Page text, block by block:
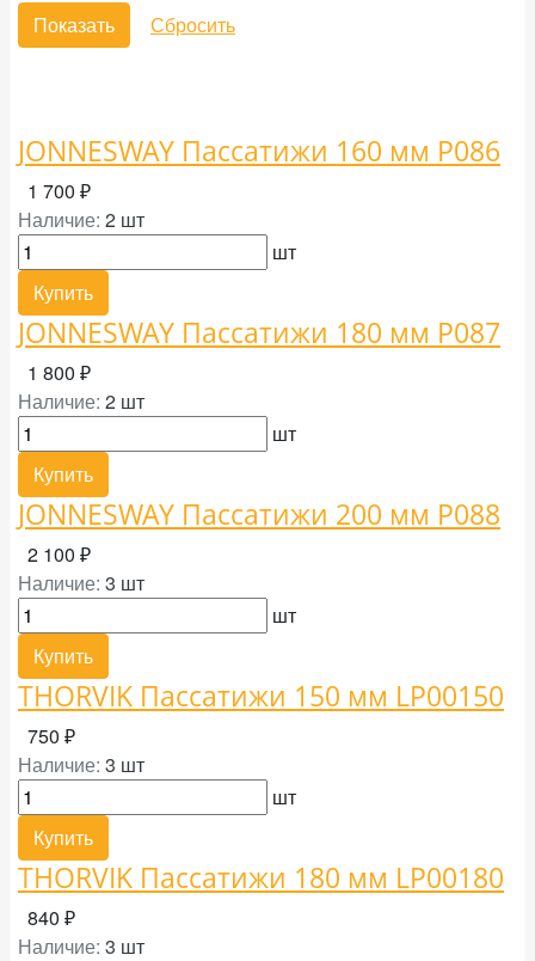
JONNESWAY Пассатижи 160 мм P086
1 700 ₽
Наличие: 2 шт
шт
Купить
JONNESWAY Пассатижи 180 мм P087
1 800 ₽
Наличие: 2 шт
шт
Купить
JONNESWAY Пассатижи 200 мм P088
2 100 ₽
Наличие: 3 шт
шт
Купить
THORVIK Пассатижи 150 мм LP00150
750 ₽
Наличие: 3 шт
шт
Купить
THORVIK Пассатижи 180 мм LP00180
840 ₽
Наличие: 3 шт